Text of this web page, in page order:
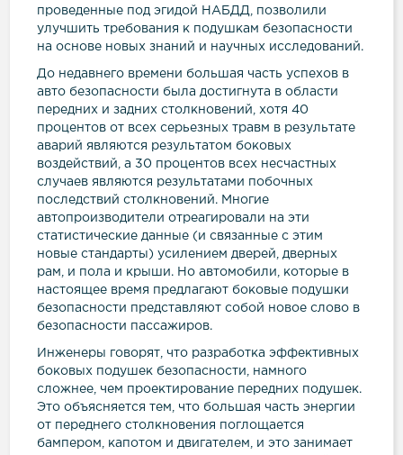
проведенные под эгидой НАБДД, позволили
улучшить требования к подушкам безопасности
на основе новых знаний и научных исследований.
До недавнего времени большая часть успехов в
авто безопасности была достигнута в области
передних и задних столкновений, хотя 40
процентов от всех серьезных травм в результате
аварий являются результатом боковых
воздействий, а 30 процентов всех несчастных
случаев являются результатами побочных
последствий столкновений. Многие
автопроизводители отреагировали на эти
статистические данные (и связанные с этим
новые стандарты) усилением дверей, дверных
рам, и пола и крыши. Но автомобили, которые в
настоящее время предлагают боковые подушки
безопасности представляют собой новое слово в
безопасности пассажиров.
Инженеры говорят, что разработка эффективных
боковых подушек безопасности, намного
сложнее, чем проектирование передних подушек.
Это объясняется тем, что большая часть энергии
от переднего столкновения поглощается
бампером, капотом и двигателем, и это занимает